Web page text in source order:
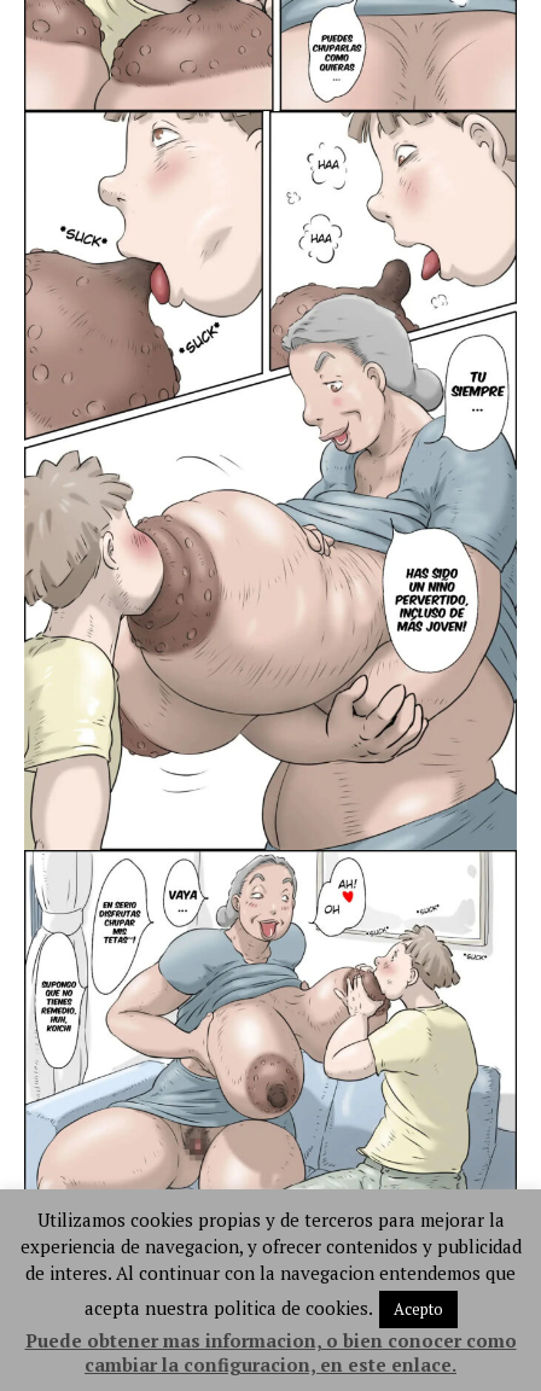
Utilizamos cookies propias y de terceros para mejorar la
experiencia de navegacion, y ofrecer contenidos y publicidad
de interes. Al continuar con la navegacion entendemos que
acepta nuestra politica de cookies.
Acepto
Puede obtener mas informacion, o bien conocer como
cambiar la configuracion, en este enlace.